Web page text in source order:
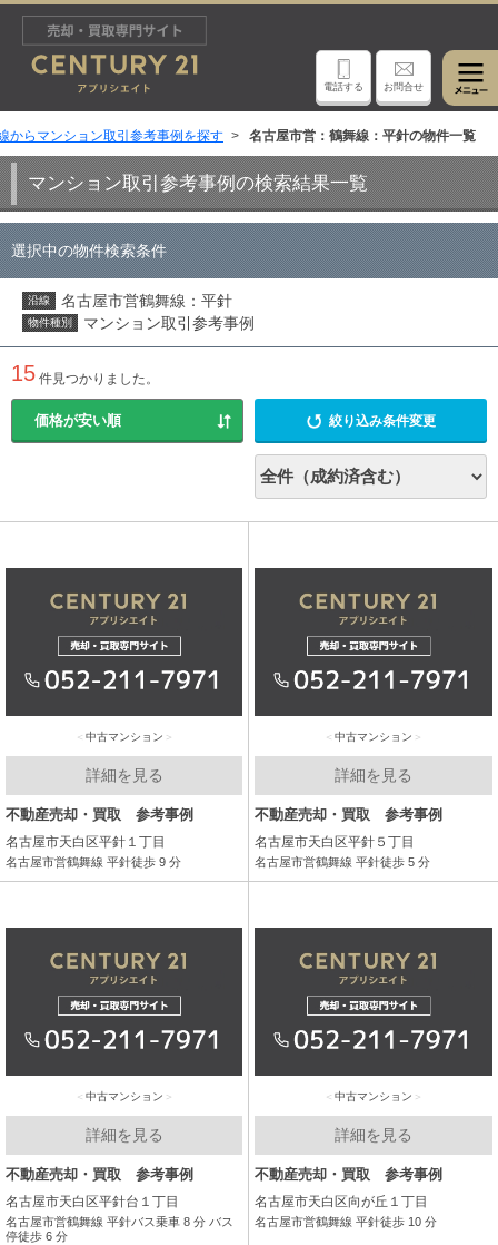
電話する お問合せ
からマンション取引参考事例を探す 名古屋市営：鶴舞線：平針の物件一覧
マンション取引参考事例の検索結果一覧
選択中の物件検索条件
沿線 名古屋市営鶴舞線：平針
物件種別 マンション取引参考事例
15 件見つかりました。
絞り込み条件変更
中古マンション
詳細を見る
不動産売却・買取 参考事例
名古屋市天白区平針１丁目
名古屋市営鶴舞線 平針徒歩 9 分
中古マンション
詳細を見る
不動産売却・買取 参考事例
名古屋市天白区平針５丁目
名古屋市営鶴舞線 平針徒歩 5 分
中古マンション
詳細を見る
不動産売却・買取 参考事例
名古屋市天白区平針台１丁目
名古屋市営鶴舞線 平針バス乗車 8 分 バス
停徒歩 6 分
中古マンション
詳細を見る
不動産売却・買取 参考事例
名古屋市天白区向が丘１丁目
名古屋市営鶴舞線 平針徒歩 10 分